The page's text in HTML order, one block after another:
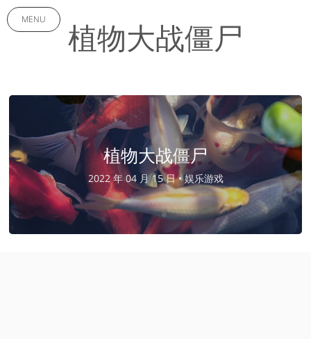
MENU 植物大战僵尸
植物大战僵尸
2022 年 04 月 15 日 •娱乐游戏